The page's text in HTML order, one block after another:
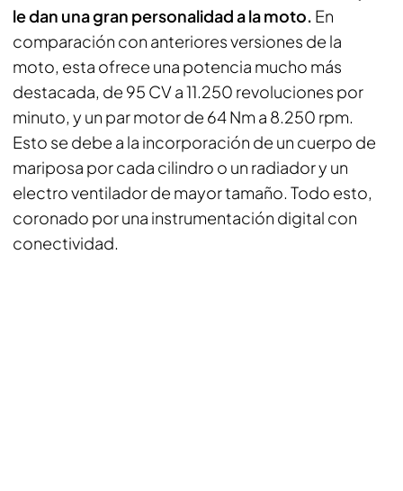
le dan una gran personalidad a la moto. En
comparación con anteriores versiones de la
moto, esta ofrece una potencia mucho más
destacada, de 95 CV a 11.250 revoluciones por
minuto, y un par motor de 64 Nm a 8.250 rpm.
Esto se debe a la incorporación de un cuerpo de
mariposa por cada cilindro o un radiador y un
electro ventilador de mayor tamaño. Todo esto,
coronado por una instrumentación digital con
conectividad.